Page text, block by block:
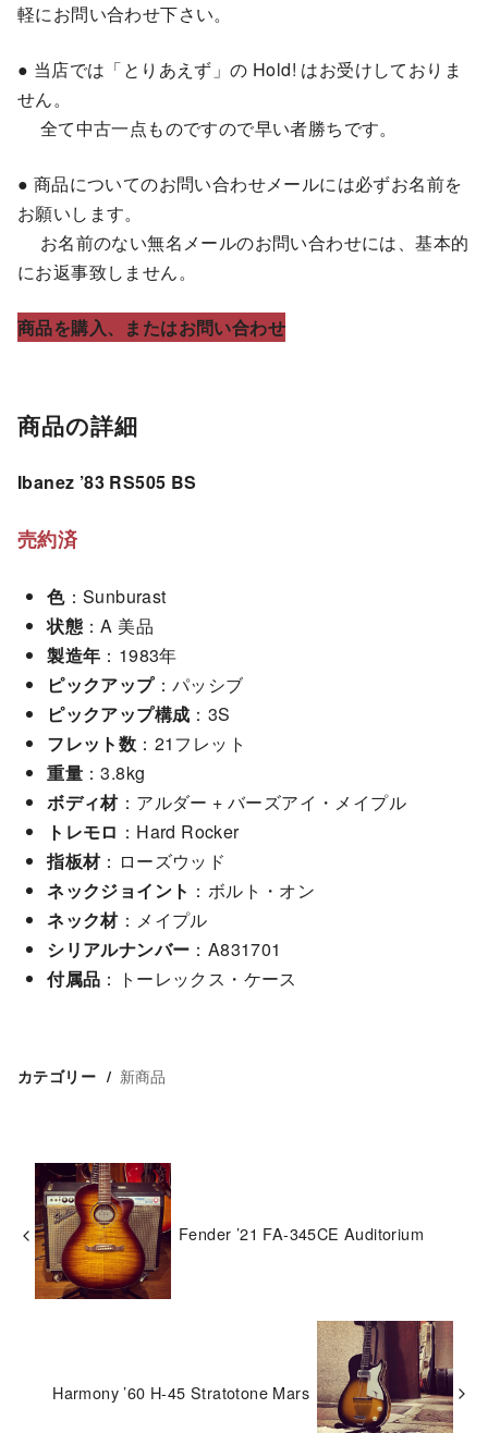
軽にお問い合わせ下さい。
● 当店では「とりあえず」の Hold! はお受けしておりま
せん。
全て中古一点ものですので早い者勝ちです。
● 商品についてのお問い合わせメールには必ずお名前を
お願いします。
お名前のない無名メールのお問い合わせには、基本的
にお返事致しません。
商品を購入、またはお問い合わせ
商品の詳細
Ibanez ’83 RS505 BS
売約済
色：Sunburast
状態 ：A 美品
製造年 ：1983年
ピックアップ：パッシブ
ピックアップ構成 ：3S
フレット数 ：21フレット
重量 ：3.8kg
ボディ材：アルダー + バーズアイ・メイプル
トレモロ ：Hard Rocker
指板材：ローズウッド
ネックジョイント ：ボルト・オン
ネック材：メイプル
シリアルナンバー ：A831701
付属品 ：トーレックス・ケース
カテゴリー 新商品
Fender ’21 FA-345CE Auditorium
Harmony ’60 H-45 Stratotone Mars